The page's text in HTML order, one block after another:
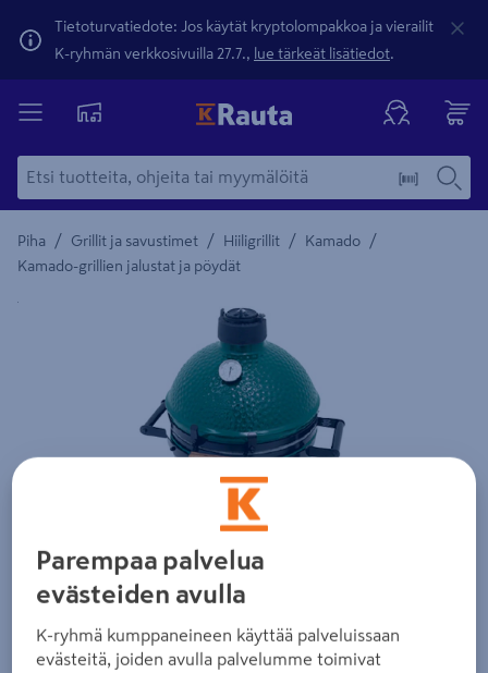
Tietoturvatiedote: Jos käytät kryptolompakkoa ja vierailit
K-ryhmän verkkosivuilla 27.7., lue tärkeät lisätiedot.
Piha / Grillit ja savustimet / Hiiligrillit / Kamado /
Kamado-grillien jalustat ja pöydät
Yksityiskohtainen kuvaus löytyy Tuotteen kuvaus -
Parempaa palvelua
evästeiden avulla
K-ryhmä kumppaneineen käyttää palveluissaan
evästeitä, joiden avulla palvelumme toimivat